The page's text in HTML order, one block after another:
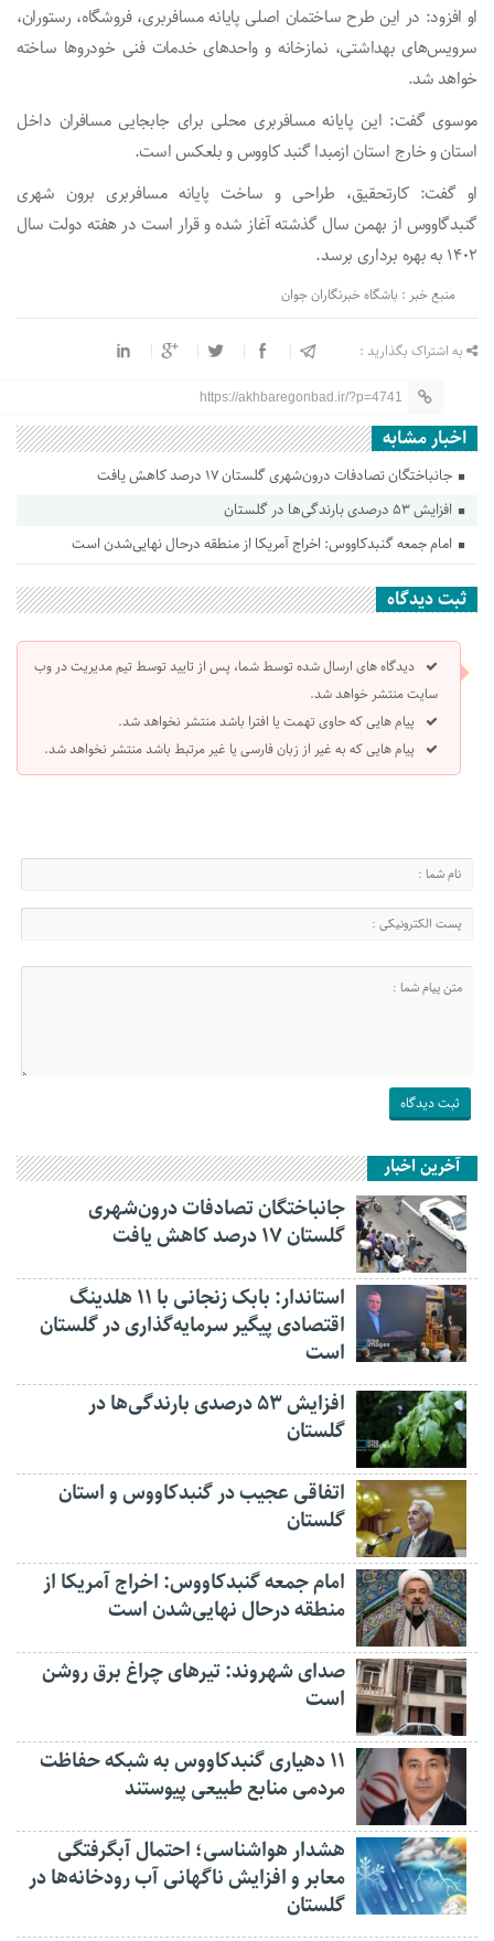
او افزود: در این طرح ساختمان اصلی پایانه مسافربری، فروشگاه، رستوران،
سرویس‌های بهداشتی، نمازخانه و واحد‌های خدمات فنی خودرو‌ها ساخته
خواهد شد.
موسوی گفت: این پایانه مسافربری محلی برای جابجایی مسافران داخل
استان و خارج استان ازمبدا گنبد کاووس و بلعکس است.
او گفت: کارتحقیق، طراحی و ساخت پایانه مسافربری برون شهری
گنبدگاووس از بهمن سال گذشته آغاز شده و قرار است در هفته دولت سال
۱۴۰۲ به بهره برداری برسد.
منبع خبر : باشگاه خبرنگاران جوان
به اشتراک بگذارید :
https://akhbaregonbad.ir/?p=4741
اخبار مشابه
جانباختگان تصادفات درون‌شهری گلستان ۱۷ درصد کاهش یافت
افزایش ۵۳ درصدی بارندگی‌ها در گلستان
امام جمعه گنبدکاووس: اخراج آمریکا از منطقه درحال نهایی‌شدن است
ثبت دیدگاه
دیدگاه های ارسال شده توسط شما، پس از تایید توسط تیم مدیریت در وب
سایت منتشر خواهد شد.
پیام هایی که حاوی تهمت یا افترا باشد منتشر نخواهد شد.
پیام هایی که به غیر از زبان فارسی یا غیر مرتبط باشد منتشر نخواهد شد.
آخرین اخبار
جانباختگان تصادفات درون‌شهری
گلستان ۱۷ درصد کاهش یافت
استاندار: بابک زنجانی با ۱۱ هلدینگ
اقتصادی پیگیر سرمایه‌گذاری در گلستان
است
افزایش ۵۳ درصدی بارندگی‌ها در
گلستان
اتفاقی عجیب در‌ گنبدکاووس و استان
گلستان
امام جمعه گنبدکاووس: اخراج آمریکا از
منطقه درحال نهایی‌شدن است
صدای شهروند: تیرهای چراغ برق روشن
است
۱۱ دهیاری گنبدکاووس به شبکه حفاظت
مردمی منابع طبیعی پیوستند
هشدار هواشناسی؛ احتمال آبگرفتگی
معابر و افزایش ناگهانی آب رودخانه‌ها در
گلستان